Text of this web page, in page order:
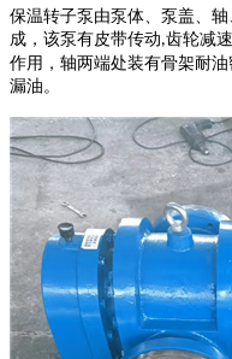
保温转子泵由泵体、泵盖、
成，该泵有皮带传动,齿轮减
作用，轴两端处装有骨架耐
漏油。